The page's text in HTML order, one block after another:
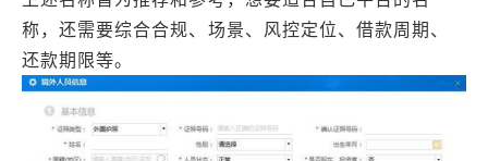
称，还需要综合合规、场景、风控定位、借款周期、
还款期限等。